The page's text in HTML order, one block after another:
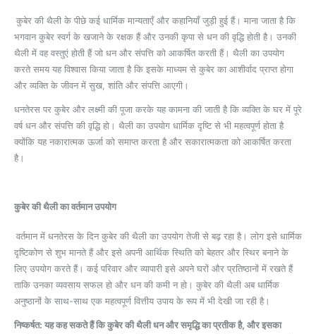
कुबेर की थैली के पीछे कई धार्मिक मान्यताएँ और कहानियाँ जुड़ी हुई हैं। माना जाता है कि
भगवान कुबेर स्वर्ग के खजाने के रक्षक हैं और उनकी कृपा से धन की वृद्धि होती है। उनकी
थैली में वह वस्तुएं होती हैं जो धन और संपत्ति को आकर्षित करती हैं। थैली का उपयोग
करते समय यह विश्वास किया जाता है कि इसके माध्यम से कुबेर का आशीर्वाद प्राप्त होगा
और व्यक्ति के जीवन में सुख, शांति और संपत्ति आएगी।
धनतेरस पर कुबेर और लक्ष्मी की पूजा करके यह कामना की जाती है कि व्यक्ति के घर में पूरे
वर्ष धन और संपत्ति की वृद्धि हो। थैली का उपयोग धार्मिक दृष्टि से भी महत्वपूर्ण होता है
क्योंकि यह नकारात्मक ऊर्जा को समाप्त करता है और सकारात्मकता को आकर्षित करता
है।
कुबेर की थैली का वर्तमान उपयोग
वर्तमान में धनतेरस के दिन कुबेर की थैली का उपयोग तेजी से बढ़ रहा है। लोग इसे धार्मिक
दृष्टिकोण से शुभ मानते हैं और इसे अपनी आर्थिक स्थिति को बेहतर और स्थिर बनाने के
लिए उपयोग करते हैं। कई परिवार और व्यापारी इसे अपने घरों और प्रतिष्‍ठानों में रखते हैं
ताकि उनका व्यवसाय सफल हो और धन की कमी न हो। कुबेर की थैली अब धार्मिक
अनुष्ठानों के साथ-साथ एक महत्वपूर्ण वित्तीय उपाय के रूप में भी देखी जा रही है।
निष्कर्षत: यह कह सकते हैं कि कुबेर की थैली धन और समृद्धि का प्रतीक है, और इसका